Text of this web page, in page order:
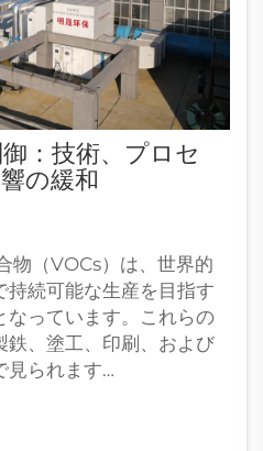
：技術、プロセ
の緩和
物（VOCs）は、世界的
持続可能な生産を目指す
なっています。これらの
鉄、塗工、印刷、および
見られます…